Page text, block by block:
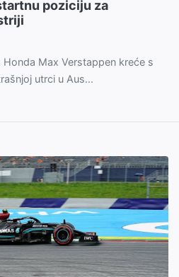
poziciju za
Honda Max Verstappen kreće s
utrci u Aus...